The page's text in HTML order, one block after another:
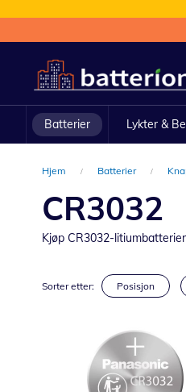
til
innhold
Batterier Lykter &
Hjem Batterier
CR3032
Kjøp CR3032-
Sorter etter: Posisjon